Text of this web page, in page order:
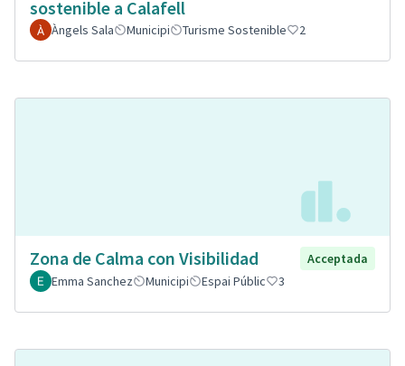
sostenible a Calafell
Àngels Sala Municipi Turisme Sostenible 2
Zona de Calma con Visibilidad
Acceptada
Emma Sanchez
Municipi Espai Públic 3